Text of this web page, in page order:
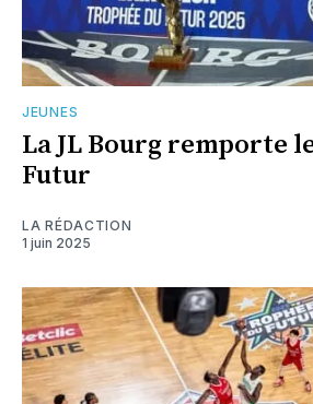
JEUNES
La JL Bourg remporte
Futur
LA RÉDACTION
1 juin 2025